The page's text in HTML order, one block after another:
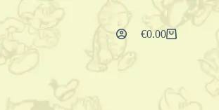
Winkelwagen
€0.00